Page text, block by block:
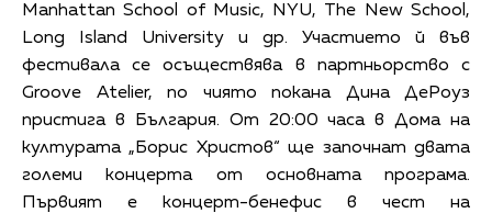
Manhattan School of Music, NYU, The New School,
Long Island University и др. Участието й във
фестивала се осъществява в партньорство с
Groove Atelier, по чиято покана Дина ДеРоуз
пристига в България. От 20:00 часа в Дома на
културата „Борис Христов“ ще започнат двата
големи концерта от основната програма.
Първият е концерт-бенефис в чест на